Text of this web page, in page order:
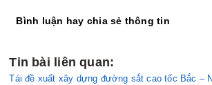
Bình luận hay chia sẻ thông tin
Tin bài liên quan:
Tái đề xuất xây dựng đường sắt cao tốc Bắc –